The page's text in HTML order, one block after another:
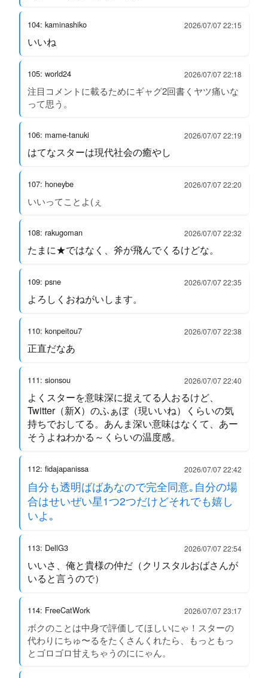
104: kaminashiko 2026/07/07 22:15
いいね
105: world24 2026/07/07 22:18
注目コメントに載るためにギャグ2回書くヤツ痛いな
って思う。
106: mame-tanuki 2026/07/07 22:19
はてなスターは現代社会の癒やし
107: honeybe 2026/07/07 22:20
いいってことよ(ぇ
108: rakugoman 2026/07/07 22:32
たまに★ではなく、斧が飛んでくるけどな。
109: psne 2026/07/07 22:35
よろしくおねがいします。
110: konpeitou7 2026/07/07 22:38
正直だなあ
111: sionsou 2026/07/07 22:40
よくスターを意味深に捉えてる人おるけど、
Twitter（新X）のふぁぼ（現いいね）くらいの気
持ちでおしてる。あんま深い意味はなくて、あー
そうよねわかる～くらいの温度感。
112: fidajapanissa 2026/07/07 22:42
自分も透明ばばあなので完全同意｡自分の場
合はせいぜい星1つ2つだけどそれでも嬉し
いよ｡
113: DellG3 2026/07/07 22:54
いいさ、俺と貴様の仲だ（クリスタルおばさんが
いると言うので）
114: FreeCatWork 2026/07/07 23:17
ボクのことは中身で評価してほしいにゃ！スターの
代わりにちゅ〜るをたくさんくれたら、もっともっ
とゴロゴロ甘えちゃうのににゃん。